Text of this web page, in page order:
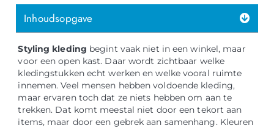
Styling kleding begint vaak niet in een winkel, maar
voor een open kast. Daar wordt zichtbaar welke
kledingstukken echt werken en welke vooral ruimte
innemen. Veel mensen hebben voldoende kleding,
maar ervaren toch dat ze niets hebben om aan te
trekken. Dat komt meestal niet door een tekort aan
items, maar door een gebrek aan samenhang. Kleuren
Inhoudsopgave